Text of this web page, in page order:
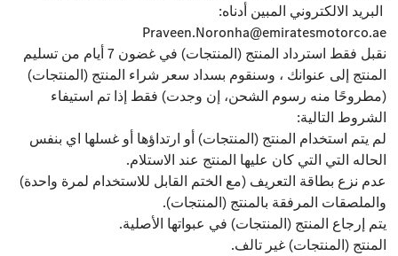
البريد الالكتروني المبين أدناه:
Praveen.Noronha@emiratesmotorco.ae
نقبل فقط استرداد المنتج (المنتجات) في غضون 7 أيام من تسليم
المنتج إلى عنوانك ، وسنقوم بسداد سعر شراء المنتج (المنتجات)
(مطروحًا منه رسوم الشحن، إن وجدت) فقط إذا تم استيفاء
الشروط التالية:
لم يتم استخدام المنتج (المنتجات) أو ارتداؤها أو غسلها اي بنفس
الحاله التي التي كان عليها المنتج عند الاستلام.
عدم نزع بطاقة التعريف (مع الختم القابل للاستخدام لمرة واحدة)
والملصقات المرفقة بالمنتج (المنتجات).
يتم إرجاع المنتج (المنتجات) في عبواتها الأصلية.
المنتج (المنتجات) غير تالف.